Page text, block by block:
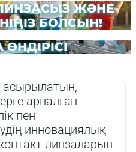
ЛИНЗАСЫЗ ЖӘНЕ
БОЛСЫН!
асырылатын,
арналған
пен
инновациялық
линзаларын